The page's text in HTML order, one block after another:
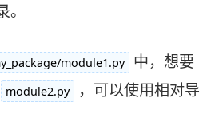
module1.py
中，想要
module2.py
，可以使用相对导